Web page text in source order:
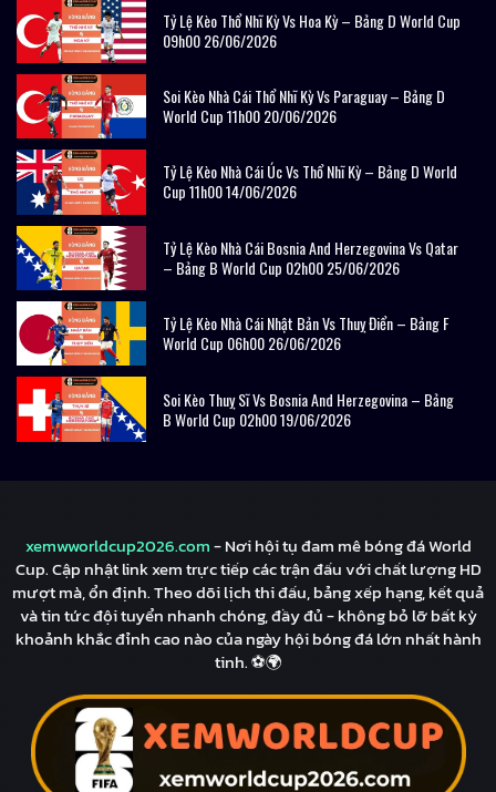
Tỷ Lệ Kèo Thổ Nhĩ Kỳ Vs Hoa Kỳ – Bảng D World Cup
09h00 26/06/2026
Soi Kèo Nhà Cái Thổ Nhĩ Kỳ Vs Paraguay – Bảng D
World Cup 11h00 20/06/2026
Tỷ Lệ Kèo Nhà Cái Úc Vs Thổ Nhĩ Kỳ – Bảng D World
Cup 11h00 14/06/2026
Tỷ Lệ Kèo Nhà Cái Bosnia And Herzegovina Vs Qatar
– Bảng B World Cup 02h00 25/06/2026
Tỷ Lệ Kèo Nhà Cái Nhật Bản Vs Thuỵ Điển – Bảng F
World Cup 06h00 26/06/2026
Soi Kèo Thuỵ Sĩ Vs Bosnia And Herzegovina – Bảng
B World Cup 02h00 19/06/2026
xemwworldcup2026.com- Nơi hội tụ đam mê bóng đá World
Cup. Cập nhật link xem trực tiếp các trận đấu với chất lượng HD
mượt mà, ổn định. Theo dõi lịch thi đấu, bảng xếp hạng, kết quả
và tin tức đội tuyển nhanh chóng, đầy đủ - không bỏ lỡ bất kỳ
khoảnh khắc đỉnh cao nào của ngày hội bóng đá lớn nhất hành
tinh. ⚽🌍